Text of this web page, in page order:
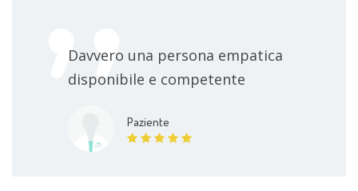
Davvero una persona empatica
disponibile e competente
Paziente